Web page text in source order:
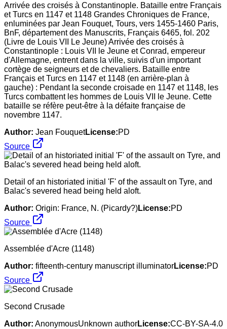
Arrivée des croisés à Constantinople. Bataille entre Français
et Turcs en 1147 et 1148 Grandes Chroniques de France,
enluminées par Jean Fouquet, Tours, vers 1455-1460 Paris,
BnF, département des Manuscrits, Français 6465, fol. 202
(Livre de Louis VII Le Jeune) Arrivée des croisés à
Constantinople : Louis VII le Jeune et Conrad, empereur
d'Allemagne, entrent dans la ville, suivis d'un important
cortège de seigneurs et de chevaliers. Bataille entre
Français et Turcs en 1147 et 1148 (en arrière-plan à
gauche) : Pendant la seconde croisade en 1147 et 1148, les
Turcs combattent les hommes de Louis VII le Jeune. Cette
bataille se réfère peut-être à la défaite française de
novembre 1147.
Author: Jean FouquetLicense:PD
Source
Detail of an historiated initial 'F' of the assault on Tyre, and
Balac's severed head being held aloft.
Author: Origin: France, N. (Picardy?)License:PD
Source
Assemblée d'Acre (1148)
Author: fifteenth-century manuscript illuminatorLicense:PD
Source
Second Crusade
Author: AnonymousUnknown authorLicense:CC-BY-SA-4.0